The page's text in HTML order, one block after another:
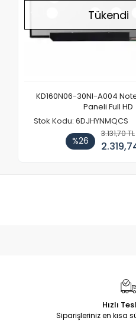
Tükendi
KD160N06-30NI-A004
Paneli Full HD
Stok Kodu: 6DJHYNMQCS
%26
3.131,70 TL
Hızlı
Siparişleriniz en kısa